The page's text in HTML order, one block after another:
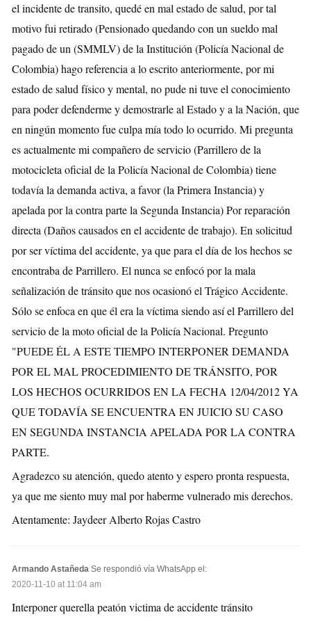
el incidente de transito, quedé en mal estado de salud, por tal
motivo fui retirado (Pensionado quedando con un sueldo mal
pagado de un (SMMLV) de la Institución (Policía Nacional de
Colombia) hago referencia a lo escrito anteriormente, por mi
estado de salud físico y mental, no pude ni tuve el conocimiento
para poder defenderme y demostrarle al Estado y a la Nación, que
en ningún momento fue culpa mía todo lo ocurrido. Mi pregunta
es actualmente mi compañero de servicio (Parrillero de la
motocicleta oficial de la Policía Nacional de Colombia) tiene
todavía la demanda activa, a favor (la Primera Instancia) y
apelada por la contra parte la Segunda Instancia) Por reparación
directa (Daños causados en el accidente de trabajo). En solicitud
por ser víctima del accidente, ya que para el día de los hechos se
encontraba de Parrillero. El nunca se enfocó por la mala
señalización de tránsito que nos ocasionó el Trágico Accidente.
Sólo se enfoca en que él era la víctima siendo así el Parrillero del
servicio de la moto oficial de la Policía Nacional. Pregunto
"PUEDE ÉL A ESTE TIEMPO INTERPONER DEMANDA
POR EL MAL PROCEDIMIENTO DE TRÁNSITO, POR
LOS HECHOS OCURRIDOS EN LA FECHA 12/04/2012 YA
QUE TODAVÍA SE ENCUENTRA EN JUICIO SU CASO
EN SEGUNDA INSTANCIA APELADA POR LA CONTRA
PARTE.
Agradezco su atención, quedo atento y espero pronta respuesta,
ya que me siento muy mal por haberme vulnerado mis derechos.
Atentamente: Jaydeer Alberto Rojas Castro
Armando Astañeda Se respondió vía WhatsApp el:
2020-11-10 at 11:04 am
Interponer querella peatón victima de accidente tránsito